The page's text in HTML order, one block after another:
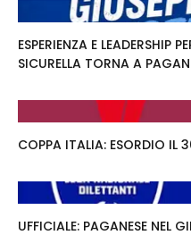
ESPERIENZA E LEADERSHIP
SICURELLA TORNA A
COPPA ITALIA: ESORDIO IL
UFFICIALE: PAGANESE NEL